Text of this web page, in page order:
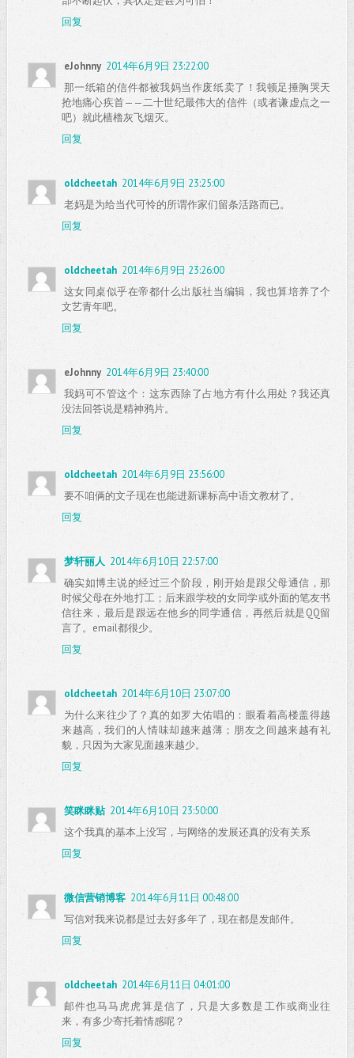
回复
eJohnny 2014年6月9日 23:22:00
那一纸箱的信件都被我妈当作废纸卖了！我顿足捶胸哭天
抢地痛心疾首——二十世纪最伟大的信件（或者谦虚点之一
吧）就此樯橹灰飞烟灭。
回复
oldcheetah 2014年6月9日 23:25:00
老妈是为给当代可怜的所谓作家们留条活路而已。
回复
oldcheetah 2014年6月9日 23:26:00
这女同桌似乎在帝都什么出版社当编辑，我也算培养了个
文艺青年吧。
回复
eJohnny 2014年6月9日 23:40:00
我妈可不管这个：这东西除了占地方有什么用处？我还真
没法回答说是精神鸦片。
回复
oldcheetah 2014年6月9日 23:56:00
要不咱俩的文子现在也能进新课标高中语文教材了。
回复
梦轩丽人 2014年6月10日 22:57:00
确实如博主说的经过三个阶段，刚开始是跟父母通信，那
时候父母在外地打工；后来跟学校的女同学或外面的笔友书
信往来，最后是跟远在他乡的同学通信，再然后就是QQ留
言了。email都很少。
回复
oldcheetah 2014年6月10日 23:07:00
为什么来往少了？真的如罗大佑唱的：眼看着高楼盖得越
来越高，我们的人情味却越来越薄；朋友之间越来越有礼
貌，只因为大家见面越来越少。
回复
笑眯眯贴 2014年6月10日 23:50:00
这个我真的基本上没写，与网络的发展还真的没有关系
回复
微信营销博客 2014年6月11日 00:48:00
写信对我来说都是过去好多年了，现在都是发邮件。
回复
oldcheetah 2014年6月11日 04:01:00
邮件也马马虎虎算是信了，只是大多数是工作或商业往
来，有多少寄托着情感呢？
回复